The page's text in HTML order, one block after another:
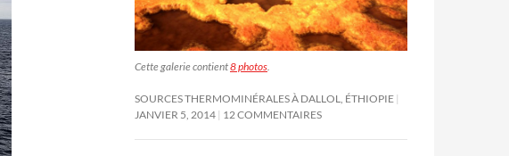
Cette galerie contient8 photos
SOURCES THERMOMINÉRALES À DALLOL, ÉTHIOPIE
JANVIER 5, 2014 12 COMMENTAIRES